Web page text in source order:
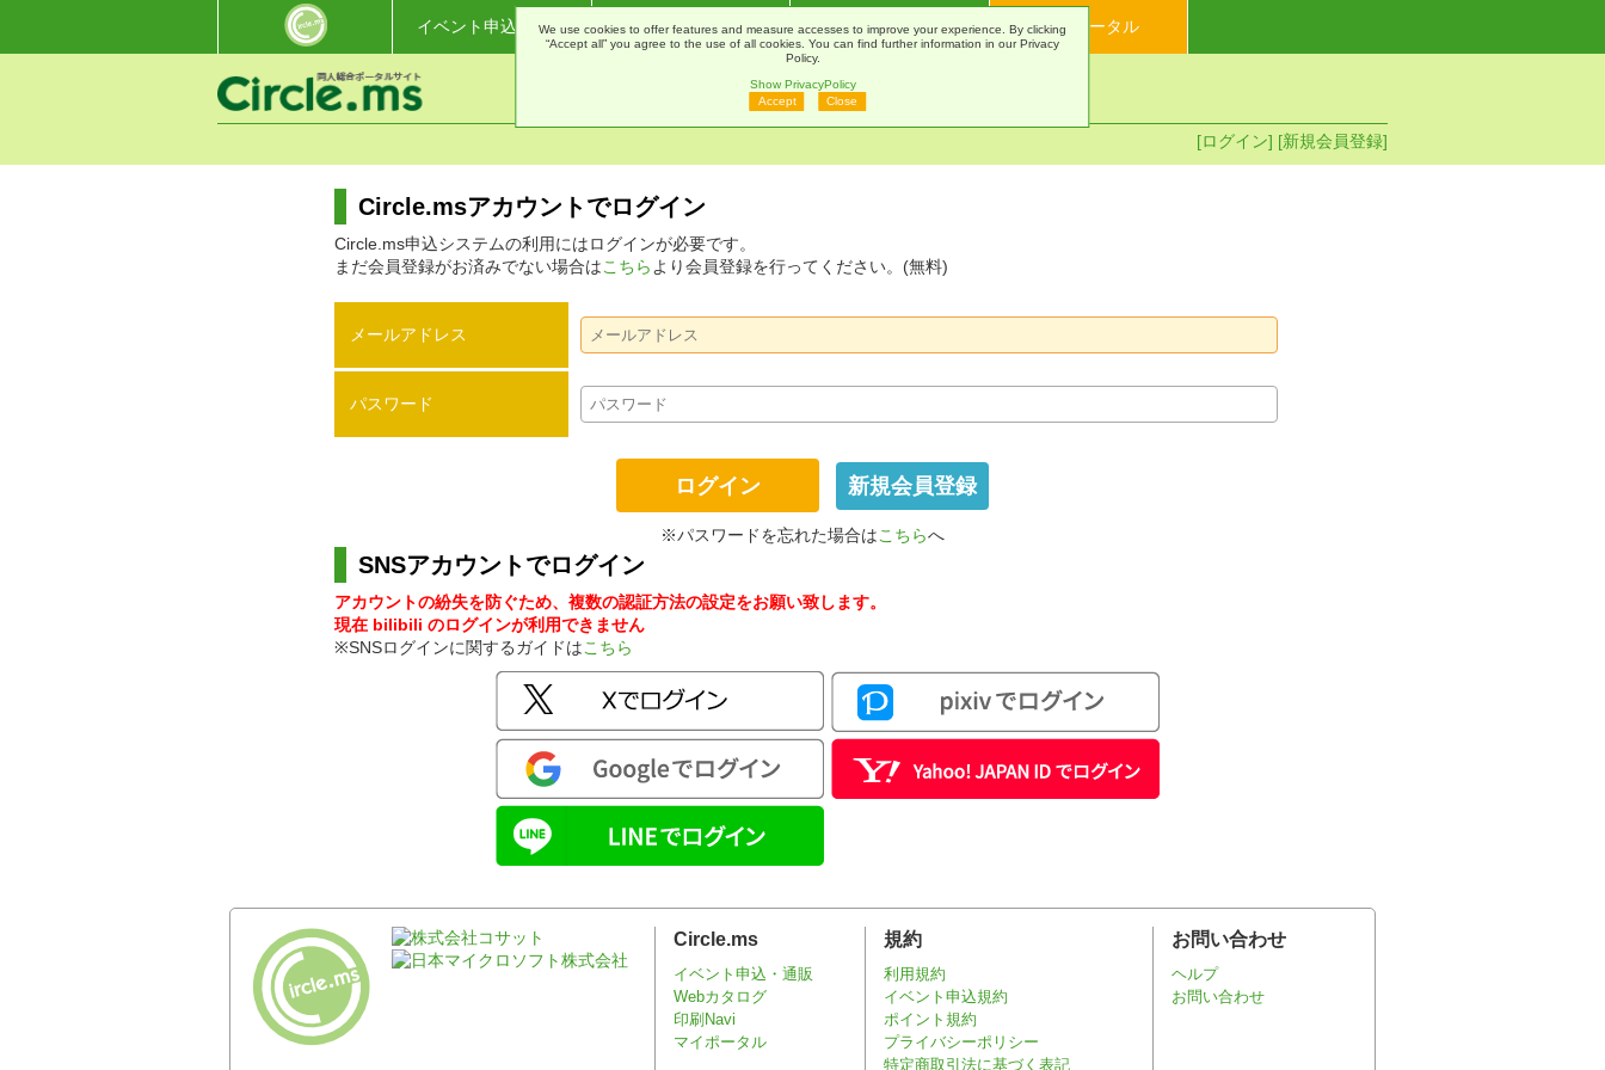
イベント申込・通販 Webカタログ 印刷Navi マイポータル
[ログイン] [新規会員登録]
Circle.msアカウントでログイン
Circle.ms申込システムの利用にはログインが必要です。
まだ会員登録がお済みでない場合はこちら より会員登録を行ってください。(無料)
メールアドレス
パスワード
新規会員登録
※パスワードを忘れた場合はこちらへ
SNSアカウントでログイン
アカウントの紛失を防ぐため、複数の認証方法の設定をお願い致します。
現在 bilibili のログインが利用できません
※SNSログインに関するガイドはこちら
Circle.ms
イベント申込・通販
Webカタログ
印刷Navi
マイポータル
規約
利用規約
イベント申込規約
ポイント規約
プライバシーポリシー
特定商取引法に基づく表記
お問い合わせ
ヘルプ
お問い合わせ
We use cookies to offer features and measure accesses to improve your experience. By clicking
“Accept all” you agree to the use of all cookies. You can find further information in our Privacy
Policy.
Show PrivacyPolicy
Accept
Close